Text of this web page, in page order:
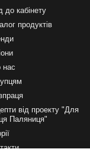
до кабінету
продуктів
нас
від проекту "Для
Паляниця"